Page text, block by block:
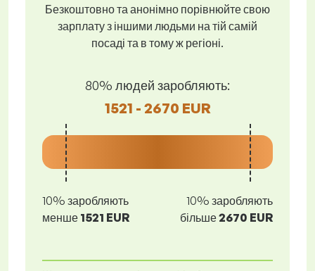
Безкоштовно та анонімно порівнюйте свою
зарплату з іншими людьми на тій самій
посаді та в тому ж регіоні.
80% людей заробляють:
1521 - 2670 EUR
10% заробляють
менше 1521 EUR
10% заробляють
більше2670 EUR